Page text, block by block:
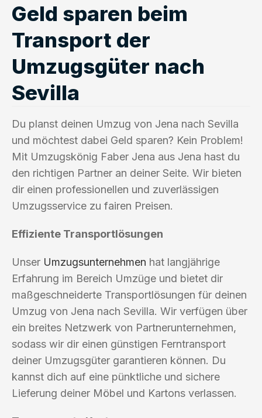
Geld sparen beim
Transport der
Umzugsgüter nach
Sevilla
Du planst deinen Umzug von Jena nach Sevilla
und möchtest dabei Geld sparen? Kein Problem!
Mit Umzugskönig Faber Jena aus Jena hast du
den richtigen Partner an deiner Seite. Wir bieten
dir einen professionellen und zuverlässigen
Umzugsservice zu fairen Preisen.
Effiziente Transportlösungen
Unser Umzugsunternehmen hat langjährige
Erfahrung im Bereich Umzüge und bietet dir
maßgeschneiderte Transportlösungen für deinen
Umzug von Jena nach Sevilla. Wir verfügen über
ein breites Netzwerk von Partnerunternehmen,
sodass wir dir einen günstigen Ferntransport
deiner Umzugsgüter garantieren können. Du
kannst dich auf eine pünktliche und sichere
Lieferung deiner Möbel und Kartons verlassen.